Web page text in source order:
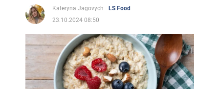
Kateryna Jagovych
LS Food
23.10.2024 08:50